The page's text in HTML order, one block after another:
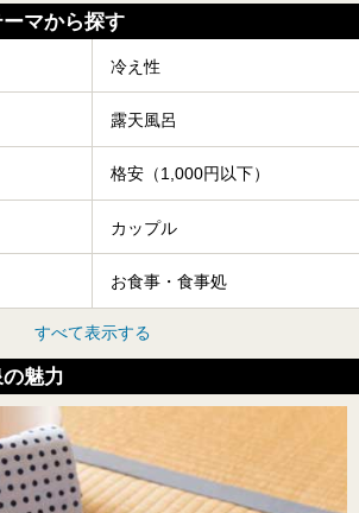
マから探す
冷え性
露天風呂
格安（1,000円以下）
カップル
お食事・食事処
すべて表示する
魅力